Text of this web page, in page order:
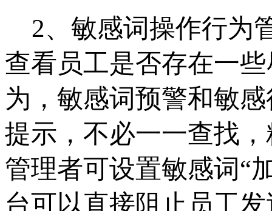
2、敏感词操作行为
查看员工是否存在一
为，敏感词预警和敏
提示，不必一一查找
管理者可设置敏感词“
台可以直接阻止员工